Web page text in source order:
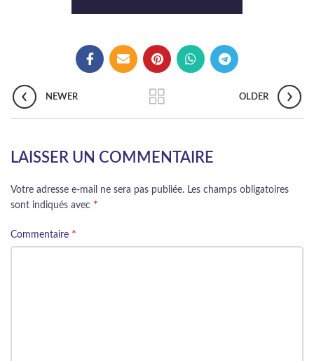
NEWER OLDER
LAISSER UN COMMENTAIRE
Votre adresse e-mail ne sera pas publiée. Les champs obligatoires
sont indiqués avec *
Commentaire *